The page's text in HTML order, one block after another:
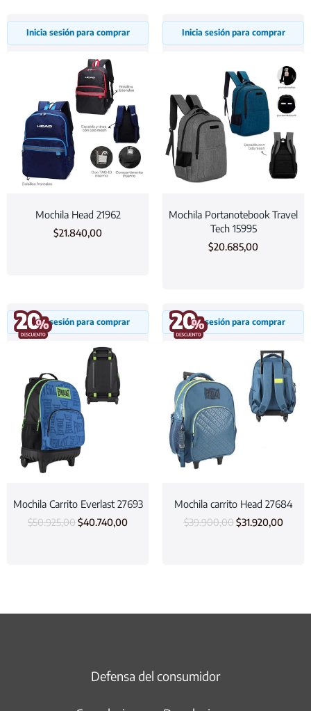
Inicia sesión para comprar
Mochila Head 21962
$21.840,00
Inicia sesión para comprar
Mochila Portanotebook Travel
Tech 15995
$20.685,00
Inicia sesión para comprar
Mochila Carrito Everlast 27693
$50.925,00$40.740,00
Inicia sesión para comprar
Mochila carrito Head 27684
$39.900,00 $31.920,00
Defensa del consumidor